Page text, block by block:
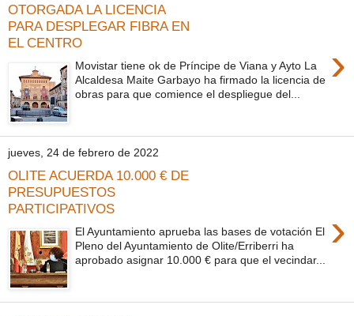
OTORGADA LA LICENCIA
PARA DESPLEGAR FIBRA EN
EL CENTRO
›
Movistar tiene ok de Príncipe de Viana y Ayto La
Alcaldesa Maite Garbayo ha firmado la licencia de
obras para que comience el despliegue del...
jueves, 24 de febrero de 2022
OLITE ACUERDA 10.000 € DE
PRESUPUESTOS
PARTICIPATIVOS
›
El Ayuntamiento aprueba las bases de votación El
Pleno del Ayuntamiento de Olite/Erriberri ha
aprobado asignar 10.000 € para que el vecindar...